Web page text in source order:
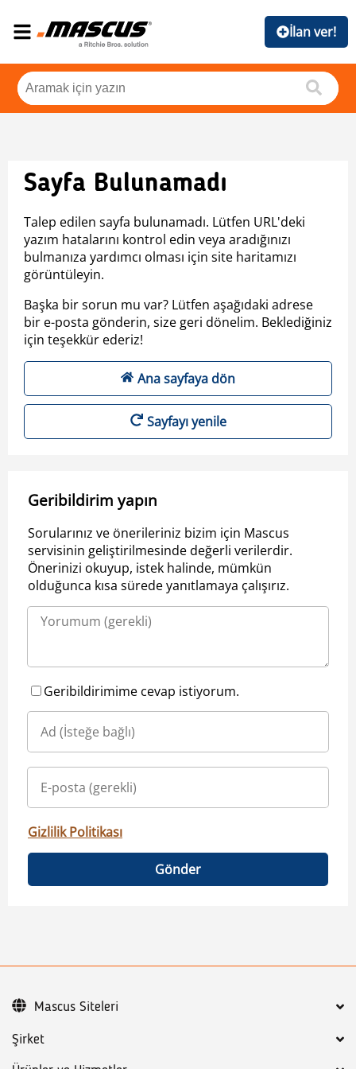
İlan ver!
Sayfa Bulunamadı
Talep edilen sayfa bulunamadı. Lütfen URL'deki
yazım hatalarını kontrol edin veya aradığınızı
bulmanıza yardımcı olması için site haritamızı
görüntüleyin.
Başka bir sorun mu var? Lütfen aşağıdaki adrese
bir e-posta gönderin, size geri dönelim. Beklediğiniz
için teşekkür ederiz!
Ana sayfaya dön
Sayfayı yenile
Geribildirim yapın
Sorularınız ve önerileriniz bizim için Mascus
servisinin geliştirilmesinde değerli verilerdir.
Önerinizi okuyup, istek halinde, mümkün
olduğunca kısa sürede yanıtlamaya çalışırız.
Geribildirimime cevap istiyorum.
Gizlilik Politikası
Gönder
Şirket
Mascus Siteleri